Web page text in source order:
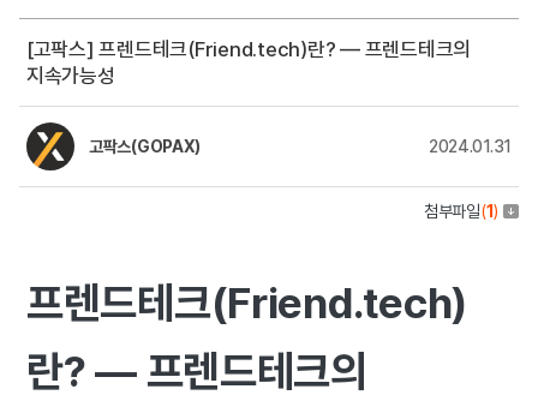
[고팍스] 프렌드테크(Friend.tech)란? — 프렌드테크의
지속가능성
고팍스(GOPAX) 2024.01.31
첨부파일(1)
프렌드테크(Friend.tech)
란? — 프렌드테크의